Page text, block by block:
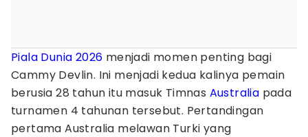
Piala Dunia 2026 menjadi momen penting bagi
Cammy Devlin. Ini menjadi kedua kalinya pemain
berusia 28 tahun itu masuk Timnas Australia pada
turnamen 4 tahunan tersebut. Pertandingan
pertama Australia melawan Turki yang